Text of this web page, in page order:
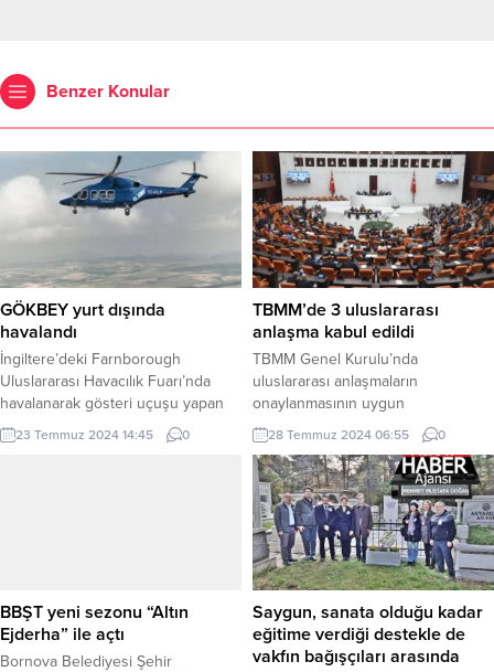
Benzer Konular
GÖKBEY yurt dışında
havalandı
İngiltere’deki Farnborough
Uluslararası Havacılık Fuarı’nda
havalanarak gösteri uçuşu yapan
Türkiye’nin ilk özgün helikopteri
GÖKBEY, yurt dışı uçuşuyla milli
etkinliklerinde yer aldı. GÖKBEY,
göklere milli kanatların imzasını...
23 Temmuz 2024 14:45 0
TBMM’de 3 uluslararası
anlaşma kabul edildi
TBMM Genel Kurulu’nda
uluslararası anlaşmaların
onaylanmasının uygun
bulunmasına dair 3 kanun teklifi
kabul edildi. ANKARA (İGFA) –
TBMM Genel Kurul’da önce Avrupa
Konseyi İmtiyaz ve Muafiyetleri
Umumi Anlaşmasına Ek Üçüncü
Protokolün Onaylanmasına Dair
Kanuna Ek Kanunda Değişiklik
Yapılması Hakkında Kanun Teklifi
görüşüldü. Teklif üzerine söz alan
Saadet Partisi İstanbul Milletvekili...
28 Temmuz 2024 06:55 0
BBŞT yeni sezonu “Altın
Ejderha” ile açtı
Bornova Belediyesi Şehir
Saygun, sanata olduğu kadar
eğitime verdiği destekle de
vakfın bağışçıları arasında